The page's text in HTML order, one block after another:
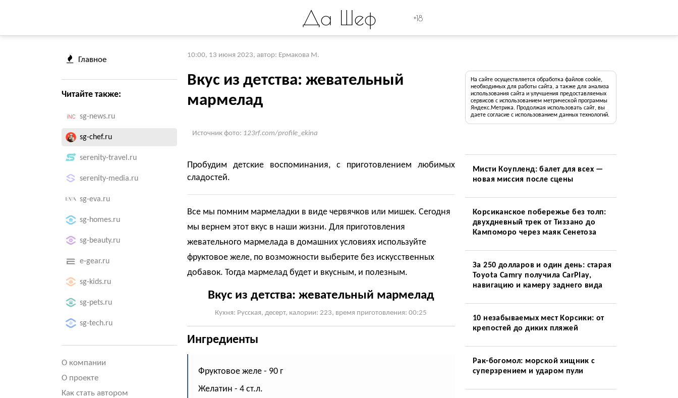
Да Шеф +18
Главное
Читайте также:
sg-news.ru
sg-chef.ru
serenity-travel.ru
serenity-media.ru
sg-eva.ru
sg-homes.ru
sg-beauty.ru
e-gear.ru
sg-kids.ru
sg-pets.ru
sg-tech.ru
О компании
О проекте
Как стать автором
10:00, 13 июня 2023, автор: Ермакова М.
Вкус из детства: жевательный
мармелад
Источник фото: 123rf.com/profile_ekina
Пробудим детские воспоминания, с приготовлением любимых
сладостей.
Все мы помним мармеладки в виде червячков или мишек. Сегодня
мы вернем этот вкус в наши жизни. Для приготовления
жевательного мармелада в домашних условиях используйте
фруктовое желе, по возможности выберите без искусственных
добавок. Тогда мармелад будет и вкусным, и полезным.
Вкус из детства: жевательный мармелад
Кухня: Русская, десерт, калории: 223, время приготовления: 00:25
Ингредиенты
Фруктовое желе - 90 г
Желатин - 4 ст.л.
На сайте осуществляется обработка файлов cookie,
необходимых для работы сайта, а также для анализа
использования сайта и улучшения предоставляемых
сервисов с использованием метрической программы
Яндекс.Метрика. Продолжая использовать сайт, вы
даете согласие с использованием данных технологий.
Мисти Коупленд: балет для всех —
новая миссия после сцены
Корсиканское побережье без толп:
двухдневный трек от Тиззано до
Кампоморо через маяк Сенетоза
За 250 долларов и один день: старая
Toyota Camry получила CarPlay,
навигацию и камеру заднего вида
10 незабываемых мест Корсики: от
крепостей до диких пляжей
Рак-богомол: морской хищник с
суперзрением и ударом пули